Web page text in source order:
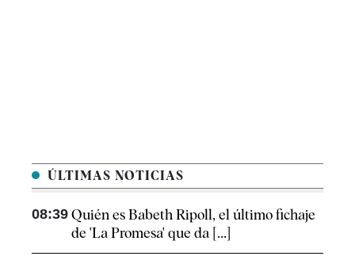
ÚLTIMAS NOTICIAS
08:39 Quién es Babeth Ripoll, el último fichaje
de 'La Promesa' que da [...]